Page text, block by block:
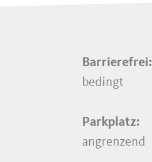
Barrierefrei:
bedingt
Parkplatz:
angrenzend